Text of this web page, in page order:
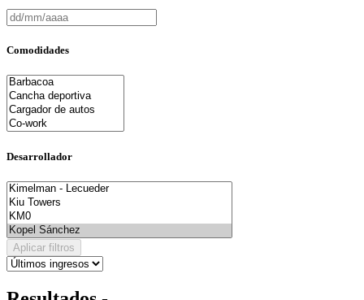
Comodidades
Desarrollador
Aplicar filtros